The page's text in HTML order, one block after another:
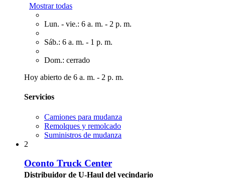
Mostrar todas
Lun. - vie.: 6 a. m. - 2 p. m.
Sáb.: 6 a. m. - 1 p. m.
Dom.: cerrado
Hoy abierto de 6 a. m. - 2 p. m.
Servicios
Camiones para mudanza
Remolques y remolcado
Suministros de mudanza
2
Oconto Truck Center
Distribuidor de U-Haul del vecindario